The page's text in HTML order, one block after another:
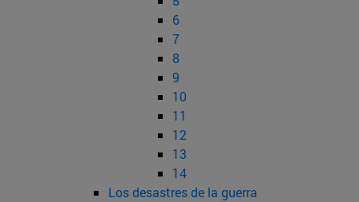
6
7
8
9
10
11
12
13
14
Los desastres de la guerra